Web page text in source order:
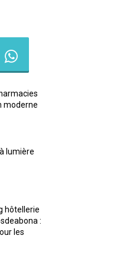
moderne
lumière
hôtellerie
:
les